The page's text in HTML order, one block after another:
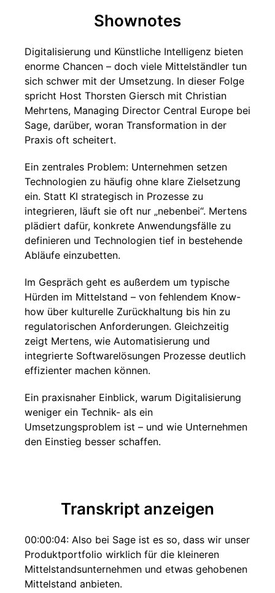
Shownotes
Digitalisierung und Künstliche Intelligenz bieten
enorme Chancen – doch viele Mittelständler tun
sich schwer mit der Umsetzung. In dieser Folge
spricht Host Thorsten Giersch mit Christian
Mehrtens, Managing Director Central Europe bei
Sage, darüber, woran Transformation in der
Praxis oft scheitert.
Ein zentrales Problem: Unternehmen setzen
Technologien zu häufig ohne klare Zielsetzung
ein. Statt KI strategisch in Prozesse zu
integrieren, läuft sie oft nur „nebenbei“. Mertens
plädiert dafür, konkrete Anwendungsfälle zu
definieren und Technologien tief in bestehende
Abläufe einzubetten.
Im Gespräch geht es außerdem um typische
Hürden im Mittelstand – von fehlendem Know-
how über kulturelle Zurückhaltung bis hin zu
regulatorischen Anforderungen. Gleichzeitig
zeigt Mertens, wie Automatisierung und
integrierte Softwarelösungen Prozesse deutlich
effizienter machen können.
Ein praxisnaher Einblick, warum Digitalisierung
weniger ein Technik- als ein
Umsetzungsproblem ist – und wie Unternehmen
den Einstieg besser schaffen.
Transkript anzeigen
00:00:04: Also bei Sage ist es so, dass wir unser
Produktportfolio wirklich für die kleineren
Mittelstandsunternehmen und etwas gehobenen
Mittelstand anbieten.